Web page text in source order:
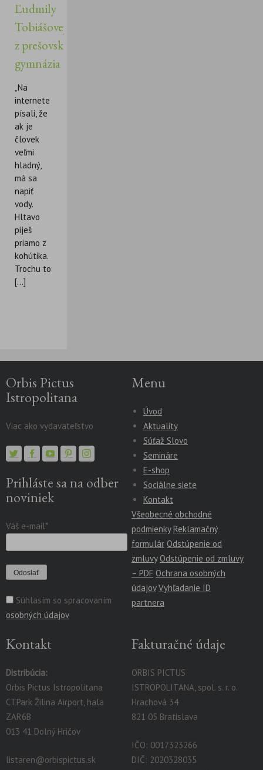
Ľudmily
Tobiášovej
z prešovského
gymnázia
„Na
internete
písali, že
ak je
človek
veľmi
hladný,
má sa
napiť
vody.
Hltavo
piješ
priamo z
kohútika.
Trochu to
[...]
Orbis Pictus
Istropolitana
Viac ako vydavateľstvo
Prihláste sa na odber
noviniek
Váš e-mail*
Súhlasím so spracovaním
osobných údajov
Menu
Úvod
Aktuality
Súťaž Slovo
Semináre
E-shop
Sociálne siete
Kontakt
Všeobecné obchodné
podmienky Reklamačný
formulár Odstúpenie od
zmluvy Odstúpenie od zmluvy
– PDF Ochrana osobných
údajov Vyhľadanie ID
partnera
Kontakt
Distribúcia:
Orbis Pictus Istropolitana
CTPark Žilina Airport, hala
ZAR6B
013 41 Dolný Hričov
listaren@orbispictus.sk
Fakturačné údaje
ORBIS PICTUS
ISTROPOLITANA, spol. s. r. o.
Hrachová 34
821 05 Bratislava
IČO: 0017323266
DIČ: 2020328035